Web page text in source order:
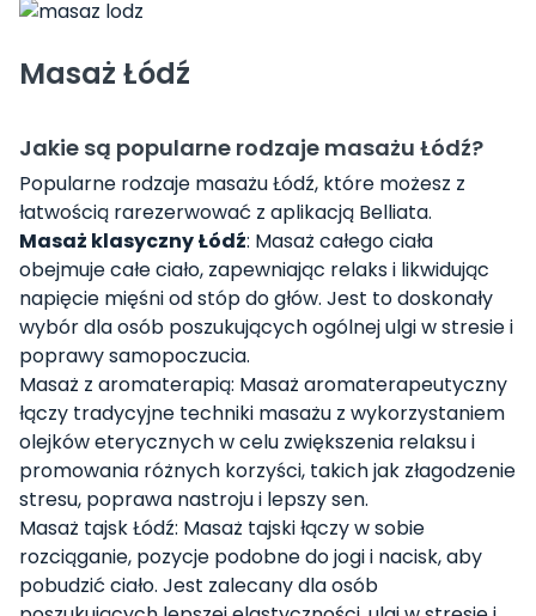
Masaż Łódź
Jakie są popularne rodzaje masażu Łódź?
Popularne rodzaje masażu Łódź, które możesz z
łatwością rarezerwować z aplikacją Belliata.
Masaż klasyczny Łódź: Masaż całego ciała
obejmuje całe ciało, zapewniając relaks i likwidując
napięcie mięśni od stóp do głów. Jest to doskonały
wybór dla osób poszukujących ogólnej ulgi w stresie i
poprawy samopoczucia.
Masaż z aromaterapią: Masaż aromaterapeutyczny
łączy tradycyjne techniki masażu z wykorzystaniem
olejków eterycznych w celu zwiększenia relaksu i
promowania różnych korzyści, takich jak złagodzenie
stresu, poprawa nastroju i lepszy sen.
Masaż tajsk Łódź: Masaż tajski łączy w sobie
rozciąganie, pozycje podobne do jogi i nacisk, aby
pobudzić ciało. Jest zalecany dla osób